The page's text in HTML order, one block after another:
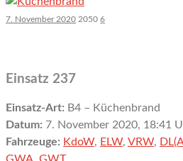
7. November 2020 2050 6
Einsatz 237
Einsatz-Art: B4 – Küchenbrand
Datum: 7. November 2020, 18:41
Fahrzeuge: KdoW, ELW, VRW,